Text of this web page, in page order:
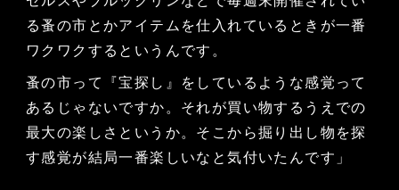
る蚤の市とかアイテムを仕入れているときが一番
ワクワクするというんです。
蚤の市って『宝探し』をしているような感覚って
あるじゃないですか。それが買い物するうえでの
最大の楽しさというか。そこから掘り出し物を探
す感覚が結局一番楽しいなと気付いたんです」